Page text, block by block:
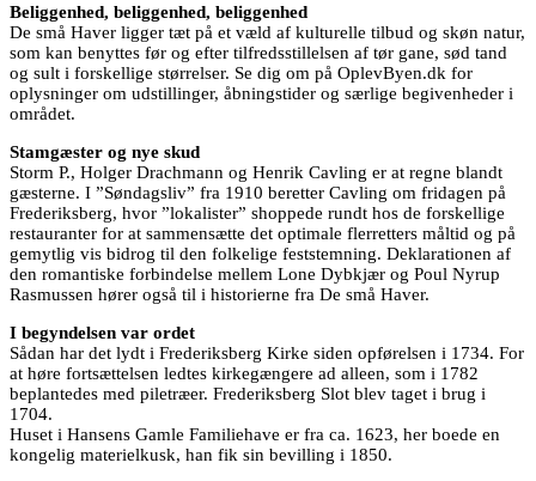
Beliggenhed, beliggenhed, beliggenhed
De små Haver ligger tæt på et væld af kulturelle tilbud og skøn natur,
som kan benyttes før og efter tilfredsstillelsen af tør gane, sød tand
og sult i forskellige størrelser. Se dig om på OplevByen.dk for
oplysninger om udstillinger, åbningstider og særlige begivenheder i
området.
Stamgæster og nye skud
Storm P., Holger Drachmann og Henrik Cavling er at regne blandt
gæsterne. I ”Søndagsliv” fra 1910 beretter Cavling om fridagen på
Frederiksberg, hvor ”lokalister” shoppede rundt hos de forskellige
restauranter for at sammensætte det optimale flerretters måltid og på
gemytlig vis bidrog til den folkelige feststemning. Deklarationen af
den romantiske forbindelse mellem Lone Dybkjær og Poul Nyrup
Rasmussen hører også til i historierne fra De små Haver.
I begyndelsen var ordet
Sådan har det lydt i Frederiksberg Kirke siden opførelsen i 1734. For
at høre fortsættelsen ledtes kirkegængere ad alleen, som i 1782
beplantedes med piletræer. Frederiksberg Slot blev taget i brug i
1704.
Huset i Hansens Gamle Familiehave er fra ca. 1623, her boede en
kongelig materielkusk, han fik sin bevilling i 1850.